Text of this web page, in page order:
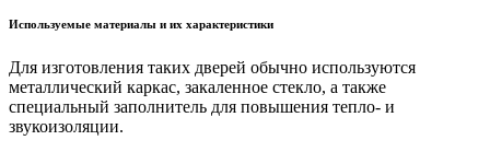
Используемые материалы и их характеристики
Для изготовления таких дверей обычно используются
металлический каркас, закаленное стекло, а также
специальный заполнитель для повышения тепло- и
звукоизоляции.